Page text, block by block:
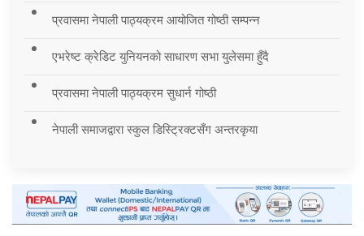
प्रवासमा नेपाली पाठ्यक्रम आयोजित गोष्ठी सम्पन्न
एभरेष्ट क्रेडिट युनियनको साधारण सभा युलेसमा हुँदै
प्रवासमा नेपाली पाठ्यक्रम सुधार्न गोष्ठी
नेपाली समाजद्वारा स्कुल डिस्ट्रिक्टसँग अन्तरकृया